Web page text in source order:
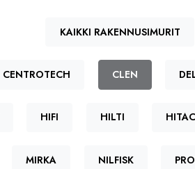
KAIKKI RAKENNUSIMURIT
CENTROTECH CLEN
HIFI HILTI
MIRKA NILFISK